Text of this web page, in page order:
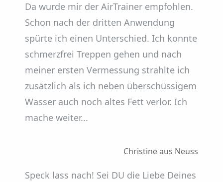
Da wurde mir der AirTrainer empfohlen.
Schon nach der dritten Anwendung
spürte ich einen Unterschied. Ich konnte
schmerzfrei Treppen gehen und nach
meiner ersten Vermessung strahlte ich
zusätzlich als ich neben überschüssigem
Wasser auch noch altes Fett verlor. Ich
mache weiter...
Christine aus Neuss
Speck lass nach! Sei DU die Liebe Deines